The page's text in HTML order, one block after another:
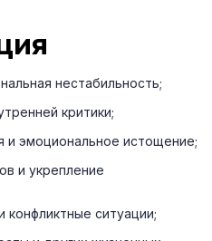
нестабильность;
критики;
и эмоциональное истощение;
и укрепление
ситуации;